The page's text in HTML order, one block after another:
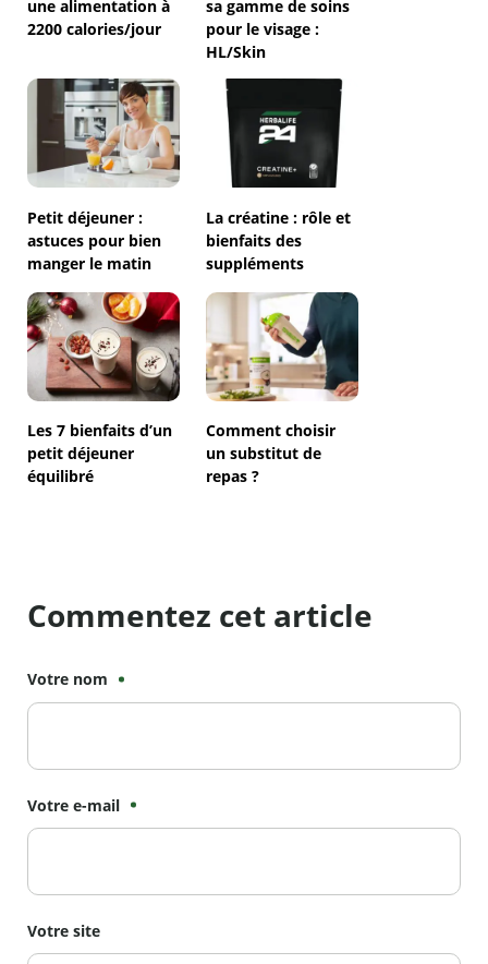
une alimentation à
2200 calories/jour
sa gamme de soins
pour le visage :
HL/Skin
Petit déjeuner :
astuces pour bien
manger le matin
La créatine : rôle et
bienfaits des
suppléments
Les 7 bienfaits d’un
petit déjeuner
équilibré
Comment choisir
un substitut de
repas ?
Commentez cet article
Votre nom
Votre e-mail
Votre site